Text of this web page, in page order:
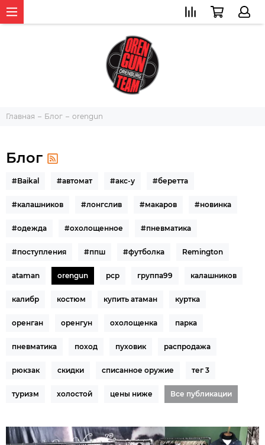
Главная Блог orengun
Блог
#Baikal #автомат #акс-у #беретта
#калашников #лонгслив #макаров #новинка
#одежда #охолощенное #пневматика
#поступления #ппш #футболка Remington
ataman orengun pcp группа99 калашников
калибр костюм купить атаман куртка
оренган оренгун охолощенка парка
пневматика поход пуховик распродажа
рюкзак скидки списанное оружие тег 3
туризм холостой цены ниже Все публикации